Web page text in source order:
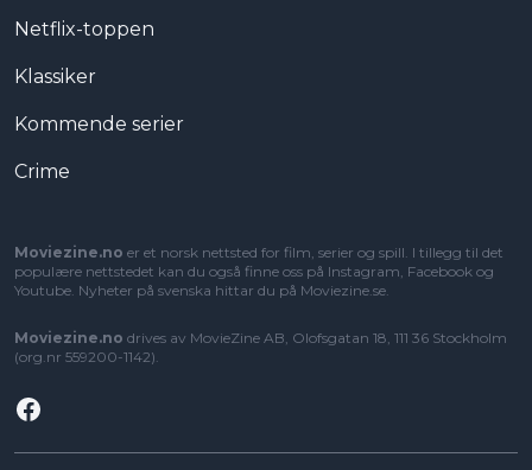
Netflix-toppen
Klassiker
Kommende serier
Crime
Moviezine.no er et norsk nettsted for film, serier og spill. I tillegg til det
populære nettstedet kan du også finne oss på Instagram, Facebook og
Youtube. Nyheter på svenska hittar du på Moviezine.se
Moviezine.no drives av MovieZine AB, Olofsgatan 18, 111 36 Stockholm
(org.nr 559200-1142).
Facebook